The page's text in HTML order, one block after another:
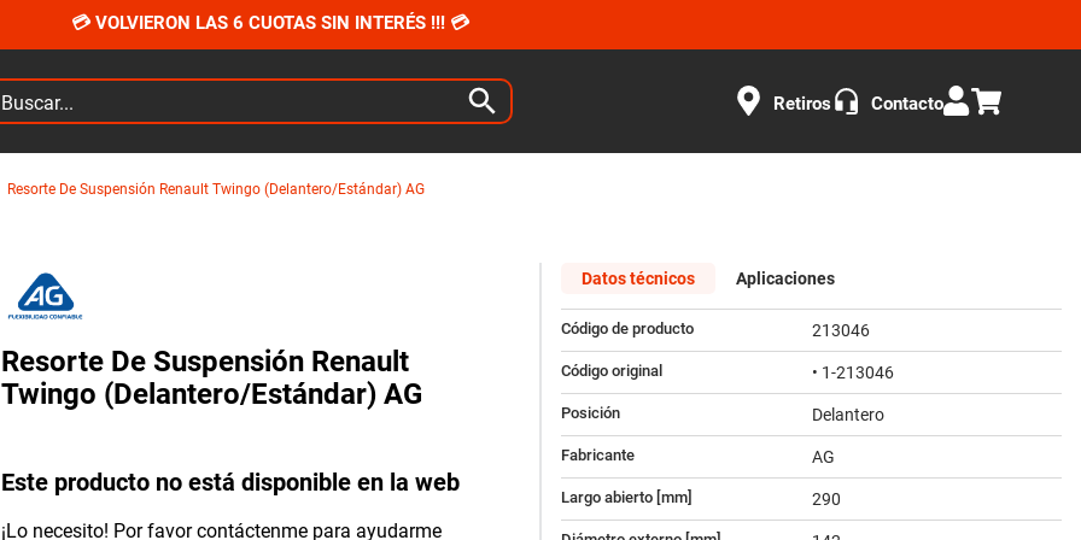
💳 VOLVIERON LAS 6 CUOTAS SIN INTERÉS !!! 💳
Retiros Contacto
Resorte De Suspensión Renault Twingo (Delantero/Estándar) AG
Resorte De Suspensión Renault
Twingo (Delantero/Estándar) AG
Este producto no está disponible en la web
¡Lo necesito! Por favor contáctenme para ayudarme
Datos técnicos Aplicaciones
Código de producto 213046
Código original • 1-213046
Posición Delantero
Fabricante AG
Largo abierto [mm] 290